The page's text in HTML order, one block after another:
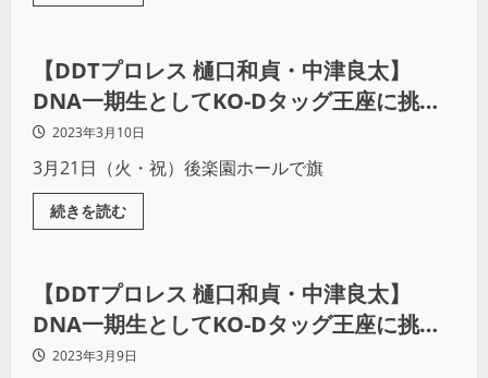
プロレス
【DDTプロレス 樋口和貞・中津良太】
DNA一期生としてKO-Dタッグ王座に挑
戦！（後編）
2023年3月10日
3月21日（火・祝）後楽園ホールで旗
続きを読む
プロレス
【DDTプロレス 樋口和貞・中津良太】
DNA一期生としてKO-Dタッグ王座に挑
戦！（前編）
2023年3月9日